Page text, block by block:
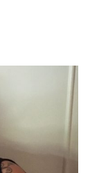
QUE